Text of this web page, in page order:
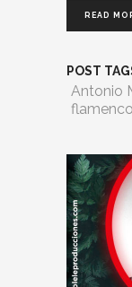
READ
POST
Antonio
flamenco